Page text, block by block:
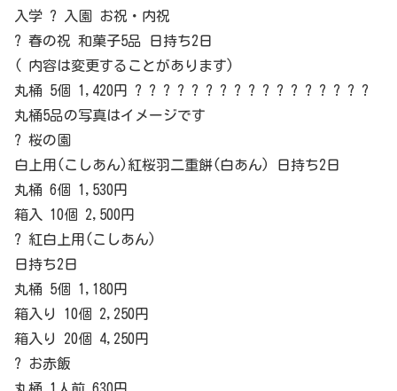
入学 ? 入園 お祝・内祝
? 春の祝 和菓子5品 日持ち2日
( 内容は変更することがあります)
丸桶 5個 1,420円 ? ? ? ? ? ? ? ? ? ? ? ? ? ? ? ? ?
丸桶5品の写真はイメージです
? 桜の園
白上用(こしあん)紅桜羽二重餅(白あん) 日持ち2日
丸桶 6個 1,530円
箱入 10個 2,500円
? 紅白上用(こしあん)
日持ち2日
丸桶 5個 1,180円
箱入り 10個 2,250円
箱入り 20個 4,250円
? お赤飯